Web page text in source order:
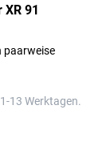
91
paarweise
13 Werktagen.